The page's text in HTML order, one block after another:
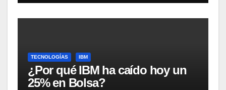
TECNOLOGÍAS IBM
¿Por qué IBM ha caído hoy un
25% en Bolsa?